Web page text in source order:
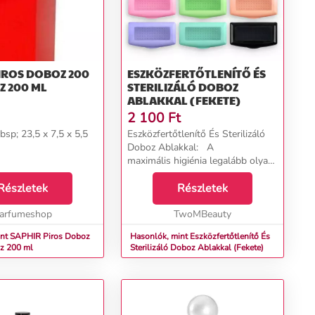
DOBOZ 200
200 ML
23,5 x 7,5 x 5,5
SAPHIR Piros Doboz
200 ml
ESZKÖZFERTŐTLENÍTŐ ÉS
STERILIZÁLÓ DOBOZ
ABLAKKAL (FEKETE)
2 100 Ft
Eszközfertőtlenítő És Sterilizáló
Doboz Ablakkal: A
maximális higiénia legalább olyan
fontos a szalonban, mint a
pontos, precíz munka, így az
eszközök folyamatos
tisztántartása nélkülözhetetlen
Részletek
TwoMBeauty
Hasonlók, mint Eszközfertőtlenítő És
Sterilizáló Doboz Ablakkal (Fekete)